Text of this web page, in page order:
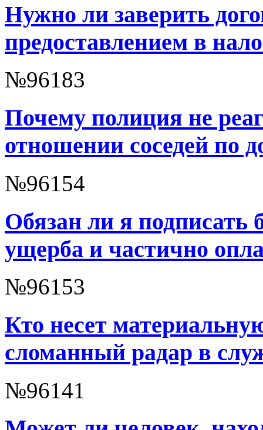
Нужно ли заверить
предоставлением в
№96183
Почему полиция не
отношении соседей по
№96154
Обязан ли я подписать
ущерба и частично
№96153
Кто несет
сломанный радар в
№96141